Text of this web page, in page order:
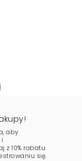
aby
z 10% rabatu
się.